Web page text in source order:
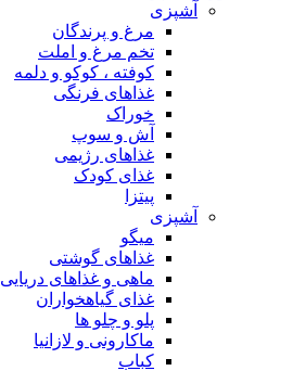
آشپزی
مرغ و پرندگان
تخم مرغ و املت
کوفته ، کوکو و دلمه
غذاهای فرنگی
خوراک
آش و سوپ
غذاهای رژیمی
غذای کودک
پیتزا
آشپزی
میگو
غذاهای گوشتی
ماهی و غذاهای دریایی
غذای گیاهخواران
پلو و چلو ها
ماکارونی و لازانیا
کباب